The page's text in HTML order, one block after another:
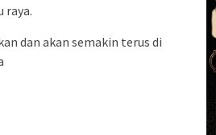
raya.
dan akan semakin terus di